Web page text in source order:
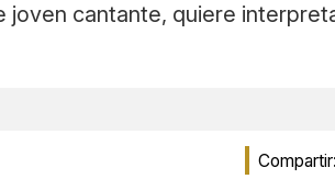
cantante, quiere